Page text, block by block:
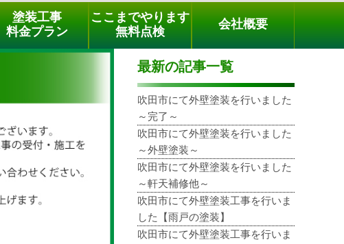
電話でのご相談
[9時～18時まで受付中]
phone
塗装工事
料金プラン
ここまでやります
無料点検
会社概要
最新の記事一覧
吹田市にて外壁塗装を行いました
～完了～
吹田市にて外壁塗装を行いました
～外壁塗装～
吹田市にて外壁塗装を行いました
～軒天補修他～
吹田市にて外壁塗装工事を行いま
した【雨戸の塗装】
吹田市にて外壁塗装工事を行いま